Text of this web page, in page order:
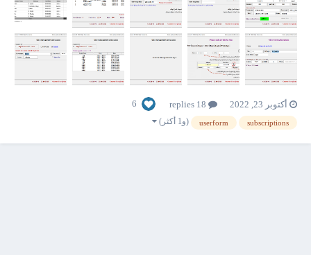
أكتوبر 23, 2022 6
subscriptions
userform (و1 أكثر)